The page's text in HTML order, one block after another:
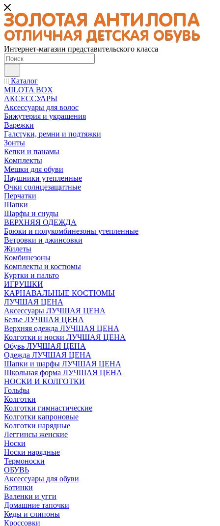
Интернет-магазин представительского класса
Каталог
MILOTA BOX
АКСЕССУАРЫ
Аксессуары для волос
Бижутерия и украшения
Варежки
Галстуки, ремни и подтяжки
Зонты
Кепки и панамы
Комплекты
Мешки для обуви
Наушники утепленные
Очки солнцезащитные
Перчатки
Шапки
Шарфы и снуды
ВЕРХНЯЯ ОДЕЖДА
Брюки и полукомбинезоны утепленные
Ветровки и джинсовки
Жилеты
Комбинезоны
Комплекты и костюмы
Куртки и пальто
ИГРУШКИ
КАРНАВАЛЬНЫЕ КОСТЮМЫ
ЛУЧШАЯ ЦЕНА
Аксессуары ЛУЧШАЯ ЦЕНА
Белье ЛУЧШАЯ ЦЕНА
Верхняя одежда ЛУЧШАЯ ЦЕНА
Колготки и носки ЛУЧШАЯ ЦЕНА
Обувь ЛУЧШАЯ ЦЕНА
Одежда ЛУЧШАЯ ЦЕНА
Шапки и шарфы ЛУЧШАЯ ЦЕНА
Школьная форма ЛУЧШАЯ ЦЕНА
НОСКИ И КОЛГОТКИ
Гольфы
Колготки
Колготки гимнастические
Колготки капроновые
Колготки нарядные
Леггинсы женские
Носки
Носки нарядные
Термоноски
ОБУВЬ
Аксессуары для обуви
Ботинки
Валенки и угги
Домашние тапочки
Кеды и слипоны
Кроссовки